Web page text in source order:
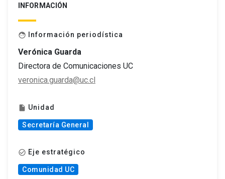
INFORMACIÓN
face Información periodística
Verónica Guarda
Directora de Comunicaciones UC
veronica.guarda@uc.cl
insert_drive_file Unidad
Secretaría General
check_circle_outline Eje estratégico
Comunidad UC